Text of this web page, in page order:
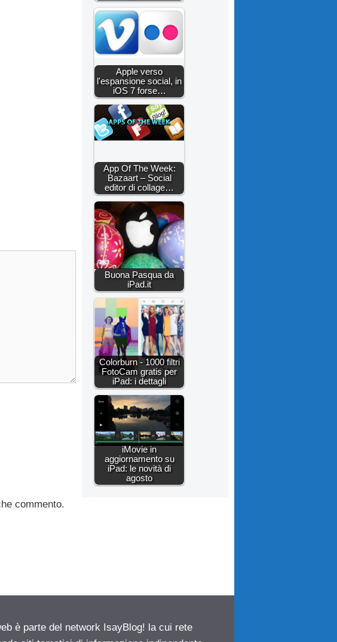
commento.
Apple verso
l'espansione social, in
iOS 7 forse…
App Of The Week:
Bazaart – Social
editor di collage…
Buona Pasqua da
iPad.it
Colorburn - 1000 filtri
FotoCam gratis per
iPad: i dettagli
iMovie in
aggiornamento su
iPad: le novità di
agosto
è parte del network IsayBlog! la cui rete